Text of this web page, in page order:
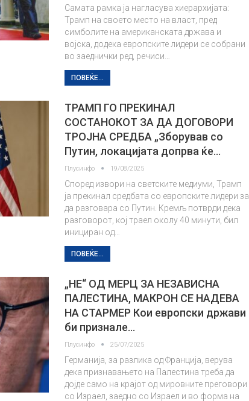
Самата рамка ја нагласува хиерархијата:
Трамп на своето место на власт, пред
симболите на американската држава и
војска, додека европските лидери се собрани
во заеднички ред, речиси…
ПОВЕЌЕ...
ТРАМП ГО ПРЕКИНАЛ
СОСТАНОКОТ ЗА ДА ДОГОВОРИ
ТРОЈНА СРЕДБА „Зборував со
Путин, локацијата допрва ќе…
Плусинфо 19/08/2025
Според извори на светските медиуми, Трамп
ја прекинал средбата со европските лидери за
да разговара со Путин. Кремљ потврди дека
разговорот, кој траел околу 40 минути, бил
инициран од…
ПОВЕЌЕ...
„НЕ“ ОД МЕРЦ ЗА НЕЗАВИСНА
ПАЛЕСТИНА, МАКРОН СЕ НАДЕВА
НА СТАРМЕР Кои европски држави
би признале…
Плусинфо 25/07/2025
Германија, за разлика од Франција, верува
дека признавањето на Палестина треба да
дојде само на крајот од мировните преговори
со Израел, заедно со Израел и во форма на